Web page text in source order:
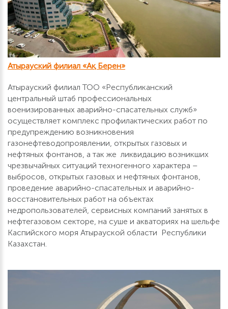
Атырауский филиал «Ақ Берен»
Атырауский филиал ТОО «Республиканский
центральный штаб профессиональных
военизированных аварийно-спасательных служб»
осуществляет комплекс профилактических работ по
предупреждению возникновения
газонефтеводопроявлении, открытых газовых и
нефтяных фонтанов, а так же ликвидацию возникших
чрезвычайных ситуаций техногенного характера –
выбросов, открытых газовых и нефтяных фонтанов,
проведение аварийно-спасательных и аварийно-
восстановительных работ на объектах
недропользователей, сервисных компаний занятых в
нефтегазовом секторе, на суше и акваториях на шельфе
Каспийского моря Атырауской области Республики
Казахстан.